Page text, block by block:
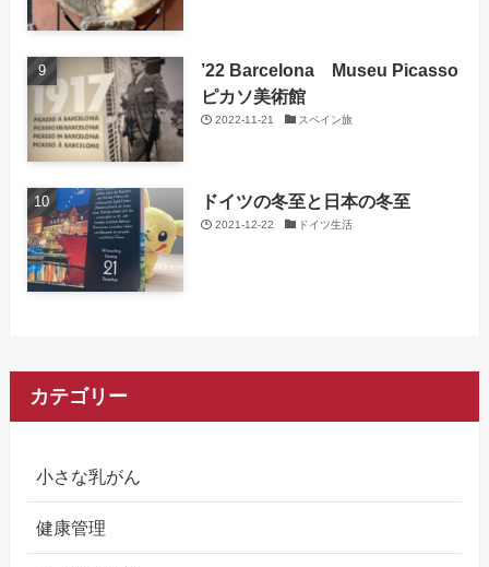
’22 Barcelona Museu Picasso
ピカソ美術館
2022-11-21 スペイン旅
ドイツの冬至と日本の冬至
2021-12-22 ドイツ生活
カテゴリー
小さな乳がん
健康管理